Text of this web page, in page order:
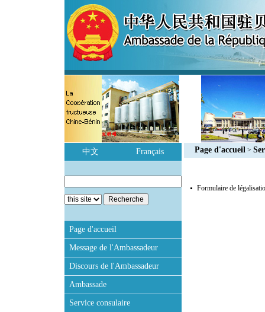
中文 Français
Page d'accueil
Message de l'Ambassadeur
Discours de l'Ambassadeur
Ambassade
Service consulaire
Page d'accueil >
Formulaire de